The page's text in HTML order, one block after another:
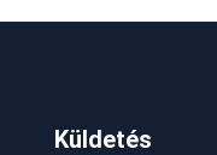
Küldetés